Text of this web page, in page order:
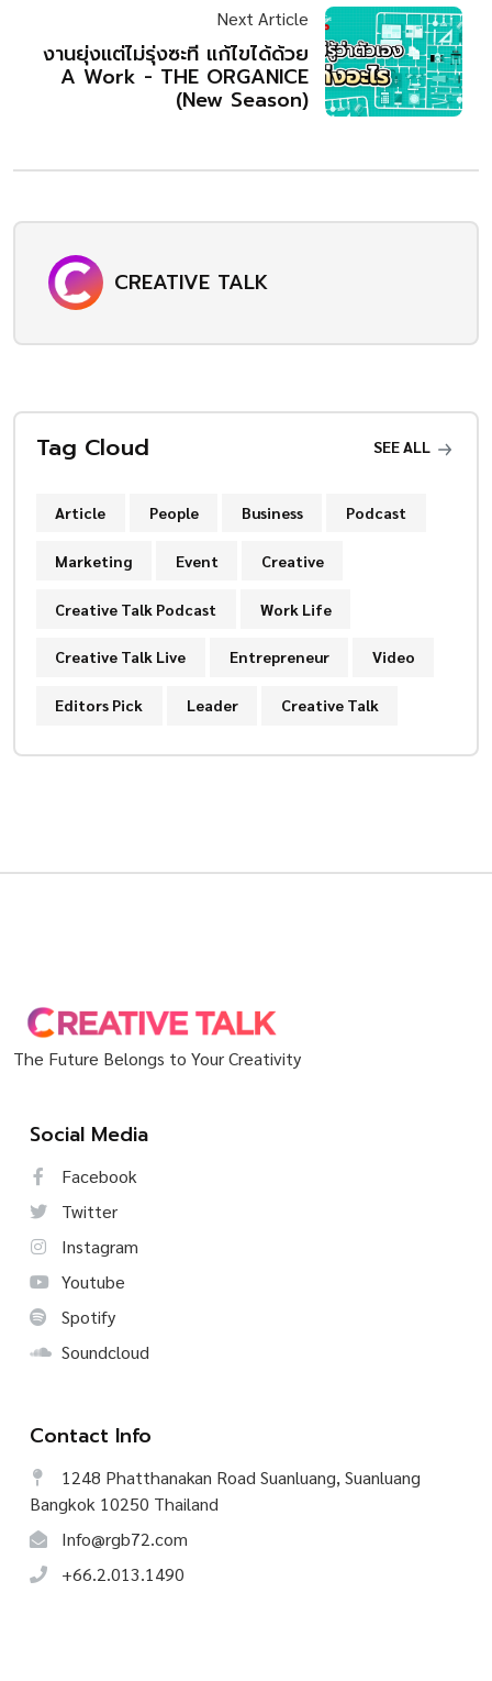
Next Article
งานยุ่งแต่ไม่รุ่งซะที แก้ไขได้ด้วย
A Work - THE ORGANICE
(New Season)
CREATIVE TALK
Tag Cloud SEE ALL
Article People Business Podcast
Marketing Event Creative
Creative Talk Podcast Work Life
Creative Talk Live Entrepreneur Video
Editors Pick Leader Creative Talk
The Future Belongs to Your Creativity
Social Media
Facebook
Twitter
Instagram
Youtube
Spotify
Soundcloud
Contact Info
1248 Phatthanakan Road Suanluang, Suanluang
Bangkok 10250 Thailand
Info@rgb72.com
+66.2.013.1490